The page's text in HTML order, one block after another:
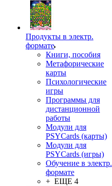
Продукты в электр.
формате
Книги, пособия
Метафорические
карты
Психологические
игры
Программы для
дистанционной
работы
Модули для
PSYCards (карты)
Модули для
PSYCards (игры)
Обучение в электр.
формате
+ ЕЩЕ 4